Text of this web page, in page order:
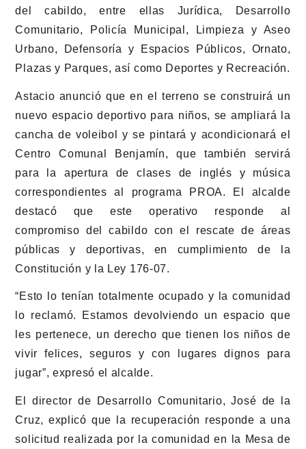
del cabildo, entre ellas Jurídica, Desarrollo
Comunitario, Policía Municipal, Limpieza y Aseo
Urbano, Defensoría y Espacios Públicos, Ornato,
Plazas y Parques, así como Deportes y Recreación.
Astacio anunció que en el terreno se construirá un
nuevo espacio deportivo para niños, se ampliará la
cancha de voleibol y se pintará y acondicionará el
Centro Comunal Benjamín, que también servirá
para la apertura de clases de inglés y música
correspondientes al programa PROA. El alcalde
destacó que este operativo responde al
compromiso del cabildo con el rescate de áreas
públicas y deportivas, en cumplimiento de la
Constitución y la Ley 176-07.
“Esto lo tenían totalmente ocupado y la comunidad
lo reclamó. Estamos devolviendo un espacio que
les pertenece, un derecho que tienen los niños de
vivir felices, seguros y con lugares dignos para
jugar”, expresó el alcalde.
El director de Desarrollo Comunitario, José de la
Cruz, explicó que la recuperación responde a una
solicitud realizada por la comunidad en la Mesa de